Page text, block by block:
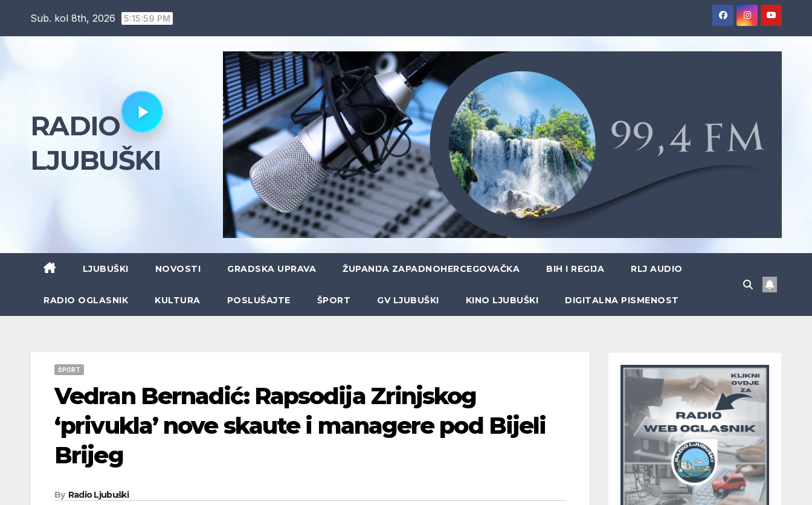
Sub. kol 8th, 2026 5:16:01 PM
RADIO
LJUBUŠKI
LJUBUŠKI NOVOSTI GRADSKA UPRAVA ŽUPANIJA ZAPADNOHERCEGOVAČKA BIH I REGIJA RLJ AUDIO
RADIO OGLASNIK KULTURA POSLUŠAJTE ŠPORT GV LJUBUŠKI KINO LJUBUŠKI DIGITALNA PISMENOST
ŠPORT
Vedran Bernadić: Rapsodija Zrinjskog
‘privukla’ nove skaute i managere pod Bijeli
Brijeg
By Radio Ljubuški